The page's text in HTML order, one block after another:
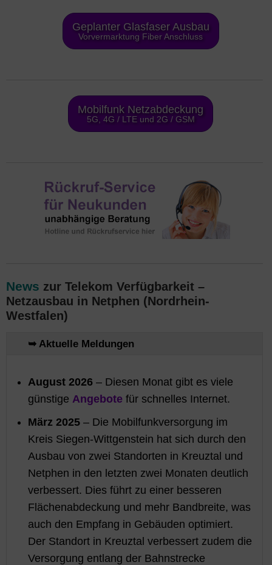
Geplanter Glasfaser Ausbau
Vorvermarktung Fiber Anschluss
Mobilfunk Netzabdeckung
5G, 4G / LTE und 2G / GSM
News zur Telekom Verfügbarkeit –
Netzausbau in Netphen (Nordrhein-
Westfalen)
➥ Aktuelle Meldungen
August 2026 – Diesen Monat gibt es viele
günstige Angebote für schnelles Internet.
März 2025 – Die Mobilfunkversorgung im
Kreis Siegen-Wittgenstein hat sich durch den
Ausbau von zwei Standorten in Kreuztal und
Netphen in den letzten zwei Monaten deutlich
verbessert. Dies führt zu einer besseren
Flächenabdeckung und mehr Bandbreite, was
auch den Empfang in Gebäuden optimiert.
Der Standort in Kreuztal verbessert zudem die
Versorgung entlang der Bahnstrecke